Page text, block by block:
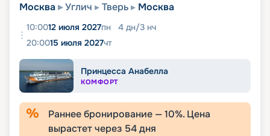
Москва Углич Тверь Москва
10:0012 июля 2027пн 4 дн/3 нч
20:0015 июля 2027чт
Принцесса Анабелла
КОМФОРТ
Раннее бронирование —10%. Цена
вырастет через 54дня